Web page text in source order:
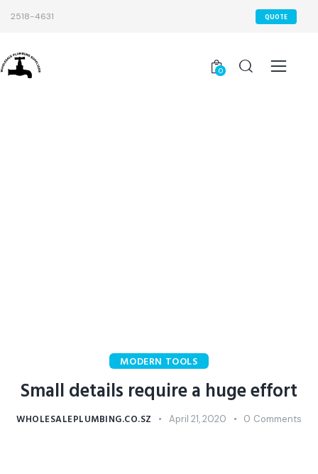
2518-4631 QUOTE
0
MODERN TOOLS
Small details require a huge effort
WHOLESALEPLUMBING.CO.SZ April 21, 2020 0 Comments